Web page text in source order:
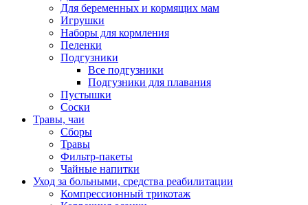
Для беременных и кормящих мам
Игрушки
Наборы для кормления
Пеленки
Подгузники
Все подгузники
Подгузники для плавания
Пустышки
Соски
Травы, чаи
Сборы
Травы
Фильтр-пакеты
Чайные напитки
Уход за больными, средства реабилитации
Компрессионный трикотаж